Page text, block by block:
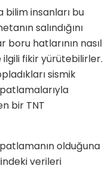
insanları bu
salındığını
boru hatlarının nasıl
fikir yürütebilirler.
sismik
bir TNT
olduğuna
verileri